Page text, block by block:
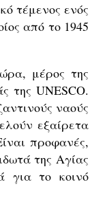
τέμενος ενός
από το 1945
μέρος της
της UNESCO.
ναούς
εξαίρετα
προφανές,
της Αγίας
για το κοινό